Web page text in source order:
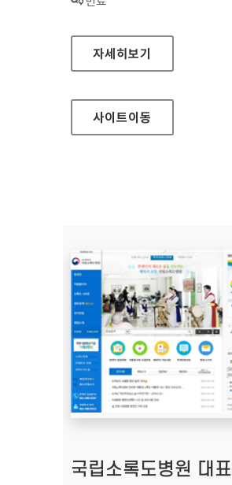
국립재활원 대표 홈페이지
자세히보기
사이트이동
국립소록도병원 대표